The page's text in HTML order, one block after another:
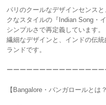
パリのクールなデザインセンス
クなスタイルの『Indian Song・
シンプルさで再定義しています
繊細なデザインと、インドの伝
ランドです。
ーーーーーーーーーーーーーー
【Bangalore・バンガロールと